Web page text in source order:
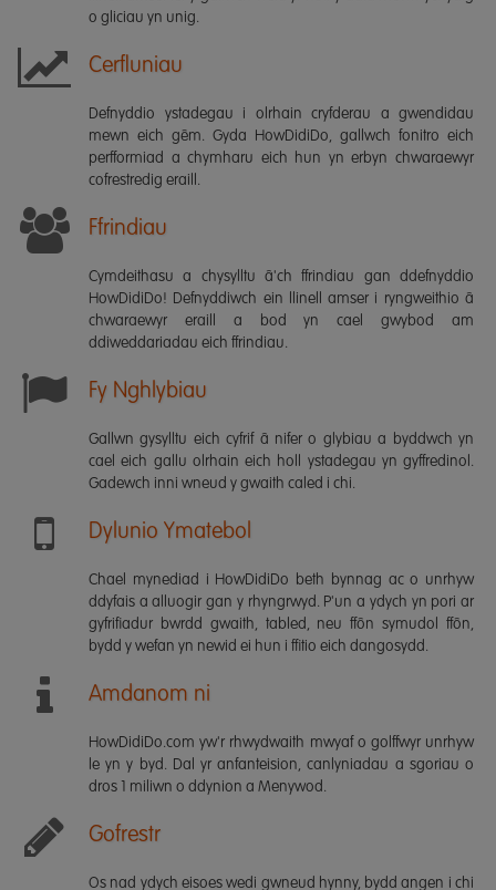
o gliciau yn unig.
Cerfluniau
Defnyddio ystadegau i olrhain cryfderau a gwendidau
mewn eich gêm. Gyda HowDidiDo, gallwch fonitro eich
perfformiad a chymharu eich hun yn erbyn chwaraewyr
cofrestredig eraill.
Ffrindiau
Cymdeithasu a chysylltu â'ch ffrindiau gan ddefnyddio
HowDidiDo! Defnyddiwch ein llinell amser i ryngweithio â
chwaraewyr eraill a bod yn cael gwybod am
ddiweddariadau eich ffrindiau.
Fy Nghlybiau
Gallwn gysylltu eich cyfrif â nifer o glybiau a byddwch yn
cael eich gallu olrhain eich holl ystadegau yn gyffredinol.
Gadewch inni wneud y gwaith caled i chi.
Dylunio Ymatebol
Chael mynediad i HowDidiDo beth bynnag ac o unrhyw
ddyfais a alluogir gan y rhyngrwyd. P'un a ydych yn pori ar
gyfrifiadur bwrdd gwaith, tabled, neu ffôn symudol ffôn,
bydd y wefan yn newid ei hun i ffitio eich dangosydd.
Amdanom ni
HowDidiDo.com yw'r rhwydwaith mwyaf o golffwyr unrhyw
le yn y byd. Dal yr anfanteision, canlyniadau a sgoriau o
dros 1 miliwn o ddynion a Menywod.
Gofrestr
Os nad ydych eisoes wedi gwneud hynny, bydd angen i chi